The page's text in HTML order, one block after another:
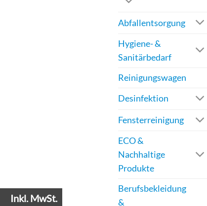
Inkl. MwSt.
Abfallentsorgung
Hygiene- &
Sanitärbedarf
Reinigungswagen
Desinfektion
Fensterreinigung
ECO &
Nachhaltige
Produkte
Berufsbekleidung
&